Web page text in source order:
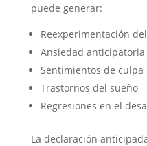
puede generar:
Reexperimentación
Ansiedad anticipatoria
Sentimientos de culpa
Trastornos del sueño
Regresiones en el
La declaración